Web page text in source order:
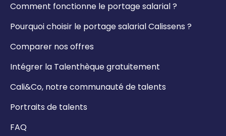
Comment fonctionne le portage salarial ?
Pourquoi choisir le portage salarial Calissens ?
Comparer nos offres
Intégrer la Talenthèque gratuitement
Cali&Co, notre communauté de talents
Portraits de talents
FAQ